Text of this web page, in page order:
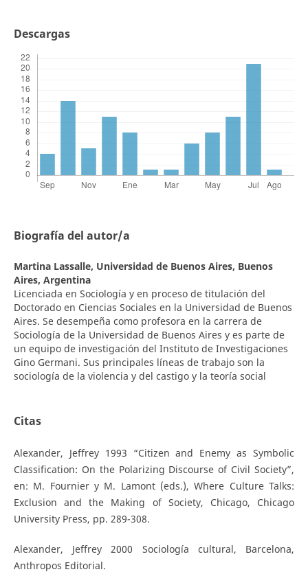
Descargas
Biografía del autor/a
Martina Lassalle, Universidad de Buenos Aires, Buenos
Aires, Argentina
Licenciada en Sociología y en proceso de titulación del
Doctorado en Ciencias Sociales en la Universidad de Buenos
Aires. Se desempeña como profesora en la carrera de
Sociología de la Universidad de Buenos Aires y es parte de
un equipo de investigación del Instituto de Investigaciones
Gino Germani. Sus principales líneas de trabajo son la
sociología de la violencia y del castigo y la teoría social
Citas
Alexander, Jeffrey 1993 “Citizen and Enemy as Symbolic
Classification: On the Polarizing Discourse of Civil Society”,
en: M. Fournier y M. Lamont (eds.), Where Culture Talks:
Exclusion and the Making of Society, Chicago, Chicago
University Press, pp. 289-308.
Alexander, Jeffrey 2000 Sociología cultural, Barcelona,
Anthropos Editorial.